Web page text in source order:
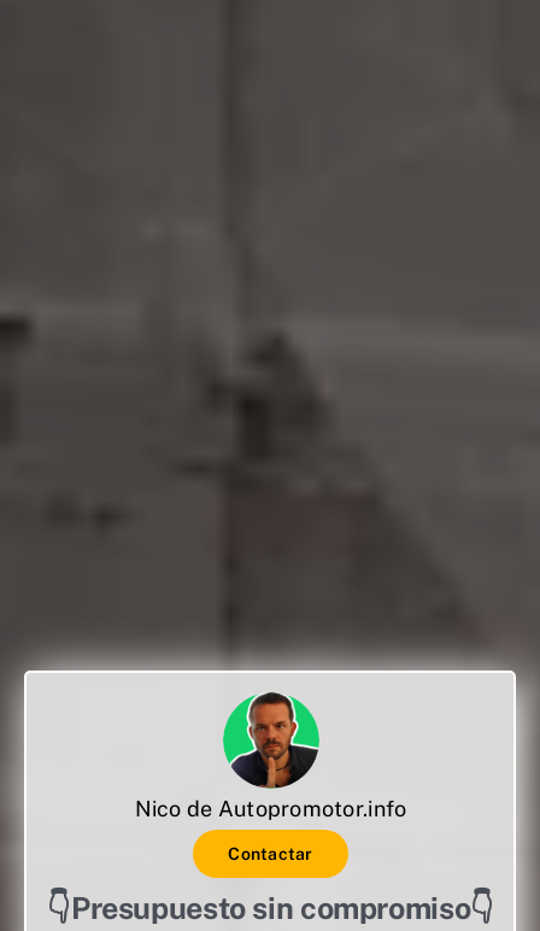
Nico de Autopromotor.info
Contactar
👇Presupuesto sin compromiso👇